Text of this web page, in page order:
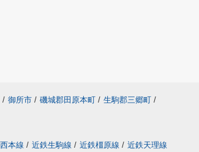
/ 御所市 / 磯城郡田原本町 / 生駒郡三郷町 /
本線 / 近鉄生駒線 / 近鉄橿原線 / 近鉄天理線